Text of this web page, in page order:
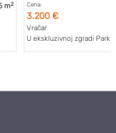
m2 Cena:
3.200 €
Vračar
U ekskluzivnoj zgradi Park